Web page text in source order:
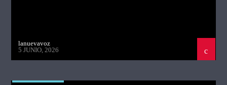
lanuevavoz
5 JUNIO, 2026